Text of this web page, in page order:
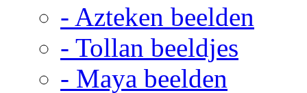
- Azteken beelden
- Tollan beeldjes
- Maya beelden